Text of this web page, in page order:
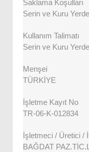
Saklama Koşulları
Serin ve Kuru
Kullanım Talimatı
Serin ve Kuru
Menşei
TÜRKİYE
İşletme Kayıt No
TR-06-K-012834
İşletmeci / Üretici /
BAĞDAT